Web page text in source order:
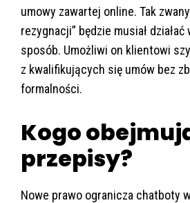
umowy zawartej online. Tak
rezygnacji” będzie musiał
sposób. Umożliwi on klientowi
z kwalifikujących się umów bez
formalności.
Kogo
przepisy?
Nowe prawo ogranicza chatboty